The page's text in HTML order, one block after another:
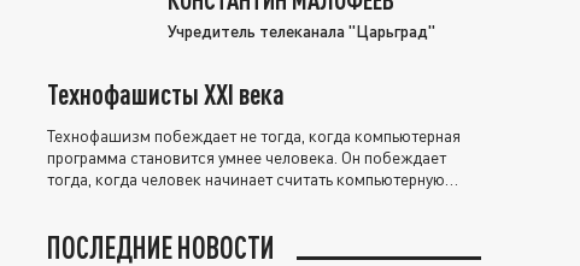
Учредитель телеканала "Царьград"
Технофашисты XXI века
Технофашизм побеждает не тогда, когда компьютерная
программа становится умнее человека. Он побеждает
тогда, когда человек начинает считать компьютерную
ПОСЛЕДНИЕ НОВОСТИ